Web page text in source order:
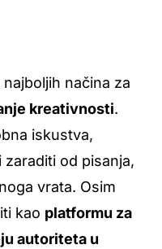
načina za
kreativnosti.
iskustva,
od pisanja,
vrata. Osim
kao platformu za
autoriteta u